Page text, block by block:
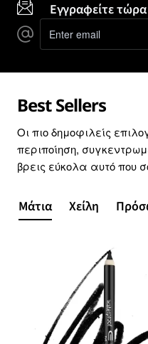
Εγγραφείτε
Enter
email
Best Sellers
Οι πιο δημοφιλείς
περιποίηση,
βρεις εύκολα αυτό που
Μάτια Χείλη